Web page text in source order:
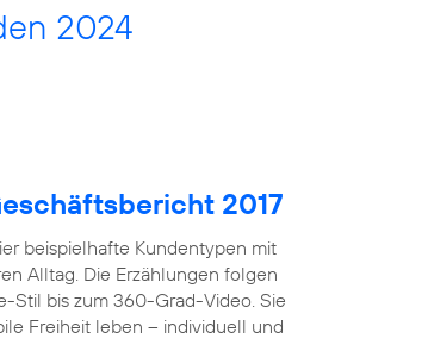
2024
2017
beispielhafte Kundentypen mit
Alltag. Die Erzählungen folgen
Stil bis zum 360-Grad-Video. Sie
Freiheit leben – individuell und